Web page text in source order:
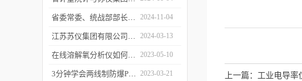
省委常委、统战部部长胡广杰来金调研 2024-11-04
江苏苏仪集团有限公司感恩回顾2023 携手并进2024 2024-03-13
在线溶解氧分析仪如何校准和维护？ 2023-05-10
3分钟学会两线制防爆PH计的操作步骤 2023-03-21 上一篇： 工业电导率